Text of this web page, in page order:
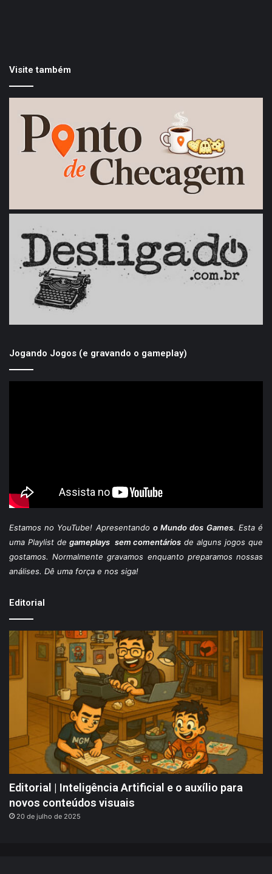
Visite também
Jogando Jogos (e gravando o gameplay)
Estamosno YouTube! Apresentando o Mundo dos Games. Esta é
uma Playlist de gameplays sem comentários de alguns jogos que
gostamos. Normalmente gravamos enquanto preparamos nossas
análises. Dê uma força e nos siga!
Editorial
Editorial | Inteligência Artificial e o auxílio para
novos conteúdos visuais
20 de julho de 2025